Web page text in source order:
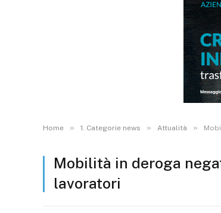
Home » 1. Categorie news » Attualità »
Mobilità in deroga
lavoratori